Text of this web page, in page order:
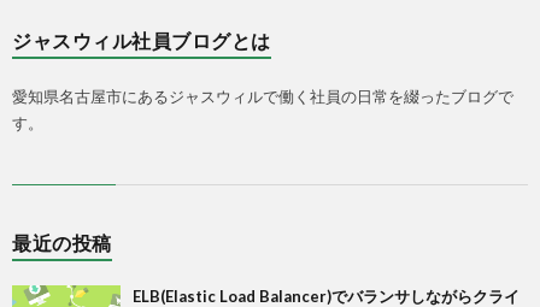
ジャスウィル社員ブログとは
愛知県名古屋市にあるジャスウィルで働く社員の日常を綴ったブログで
す。
最近の投稿
ELB(Elastic Load Balancer)でバランサしながらクライ